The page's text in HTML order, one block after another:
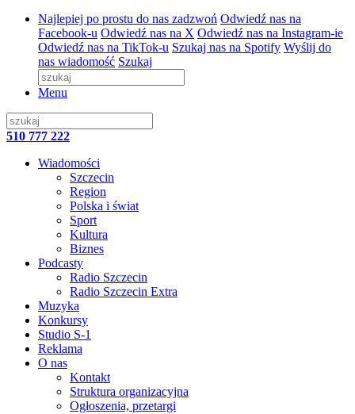
Najlepiej po prostu do nas zadzwoń Odwiedź nas na
Facebook-u Odwiedź nas na X Odwiedź nas na Instagram-ie
Odwiedź nas na TikTok-u Szukaj nas na Spotify Wyślij do
nas wiadomość Szukaj
Menu
510 777 222
Wiadomości
Szczecin
Region
Polska i świat
Sport
Kultura
Biznes
Podcasty
Radio Szczecin
Radio Szczecin Extra
Muzyka
Konkursy
Studio S-1
Reklama
O nas
Kontakt
Struktura organizacyjna
Ogłoszenia, przetargi